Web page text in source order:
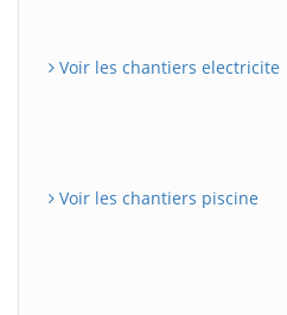
Voir les chantiers electricite
Voir les chantiers piscine